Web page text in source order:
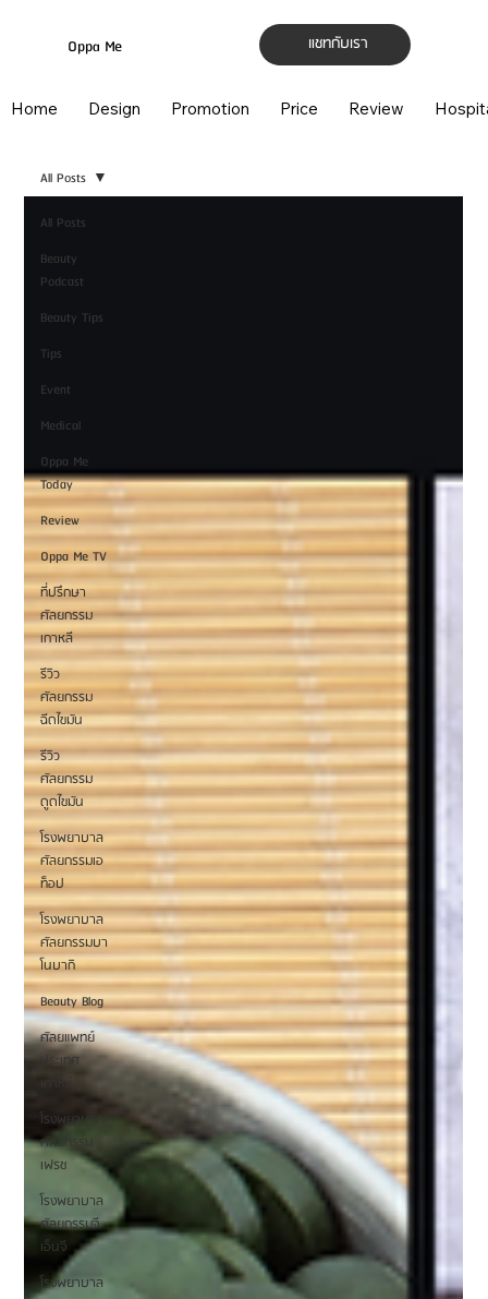
แชทกับเรา
Oppa Me
Home Design Promotion Price Review
All Posts
Beauty
Podcast
Beauty Tips
Tips
Event
Medical
Oppa Me
Today
Review
Oppa Me TV
ที่ปรึกษา
ศัลยกรรม
เกาหลี
รีวิว
ศัลยกรรม
ฉีดไขมัน
รีวิว
ศัลยกรรม
ดูดไขมัน
โรงพยาบาล
ศัลยกรรมเอ
ท็อป
โรงพยาบาล
ศัลยกรรมบา
โนบากิ
Beauty Blog
ศัลยแพทย์
ประเทศ
โรงพยาบาล
ศัลยกรรม
เฟรช
โรงพยาบาล
ศัลยกรรมจี
เอ็นจี
โรงพยาบาล
All Posts